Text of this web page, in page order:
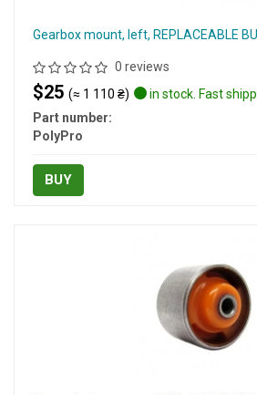
Gearbox mount, left, REPLACEABLE
0 reviews
$25 (≈ 1 110 ₴)
in stock. Fast
Part number:
PolyPro
BUY